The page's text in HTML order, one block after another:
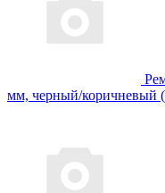
мм, черный/коричневый